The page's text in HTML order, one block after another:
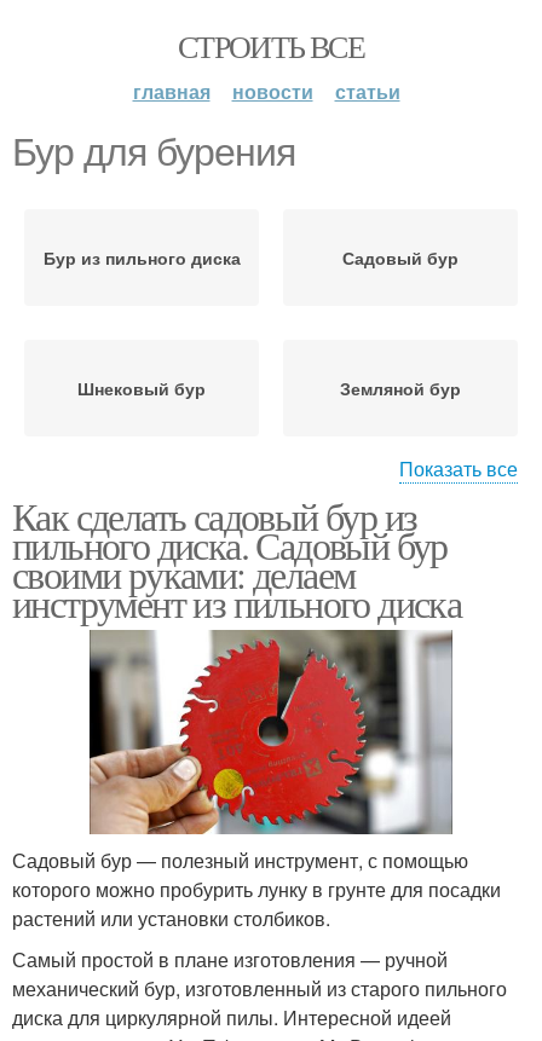
СТРОИТЬ ВСЕ
главная новости статьи
Бур для бурения
Бур из пильного диска Садовый бур
Шнековый бур Земляной бур
механизмом
Бур для земляных
работ
Бур для копания Бур из диска
Спиральный бур Бур для столбов
Ручной бур Самодельный бур
Показать все
Как сделать садовый бур из
пильного диска. Садовый бур
своими руками: делаем
инструмент из пильного диска
Садовый бур — полезный инструмент, с помощью
которого можно пробурить лунку в грунте для посадки
растений или установки столбиков.
Самый простой в плане изготовления — ручной
механический бур, изготовленный из старого пильного
диска для циркулярной пилы. Интересной идеей